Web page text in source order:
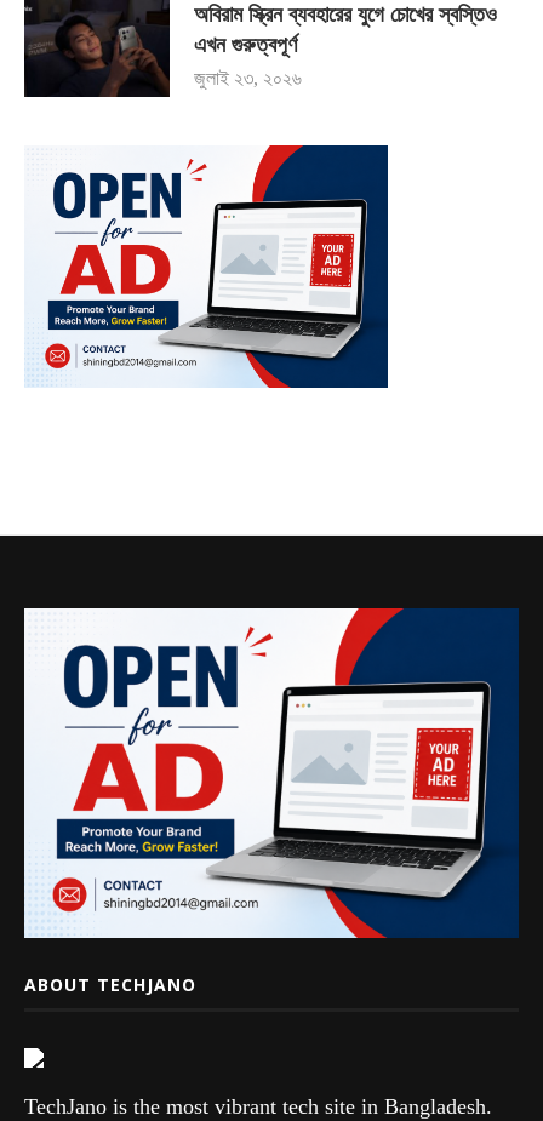
অবিরাম স্ক্রিন ব্যবহারের যুগে চোখের স্বস্তিও
এখন গুরুত্বপূর্ণ
জুলাই ২৩, ২০২৬
ABOUT TECHJANO
TechJano is the most vibrant tech site in Bangladesh.